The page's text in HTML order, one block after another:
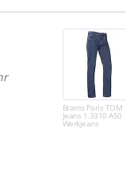
Brams Paris TOM
Jeans 1.3310 A50
Werkjeans